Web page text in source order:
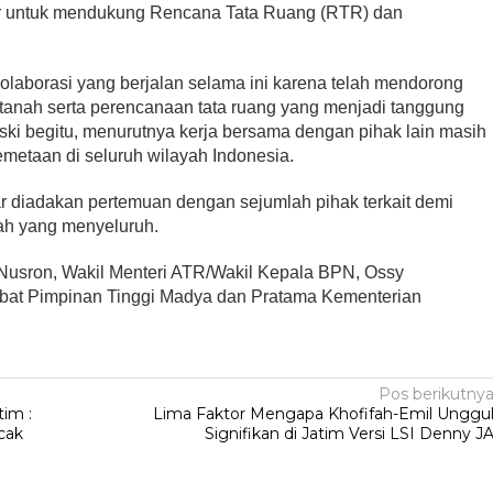
mendukung Rencana Tata Ruang (RTR) dan
yang berjalan selama ini karena telah mendorong
serta perencanaan tata ruang yang menjadi tanggung
begitu, menurutnya kerja bersama dengan pihak lain masih
di seluruh wilayah Indonesia.
diadakan pertemuan dengan sejumlah pihak terkait demi
yang menyeluruh.
Wakil Menteri ATR/Wakil Kepala BPN, Ossy
Pimpinan Tinggi Madya dan Pratama Kementerian
:
Pos berikutnya
Lima Faktor Mengapa Khofifah-Emil Unggul
Signifikan di Jatim Versi LSI Denny JA